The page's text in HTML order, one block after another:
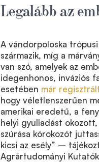
Legalább az
A vándorpoloska
származik, míg a
van szó, amelyek az
idegenhonos, inváziós
esetében már
hogy véletlenszerűen
amerikai eredetű, a
helyi gyulladást
szúrása kórokozót
kicsi az esély” –
Agrártudományi